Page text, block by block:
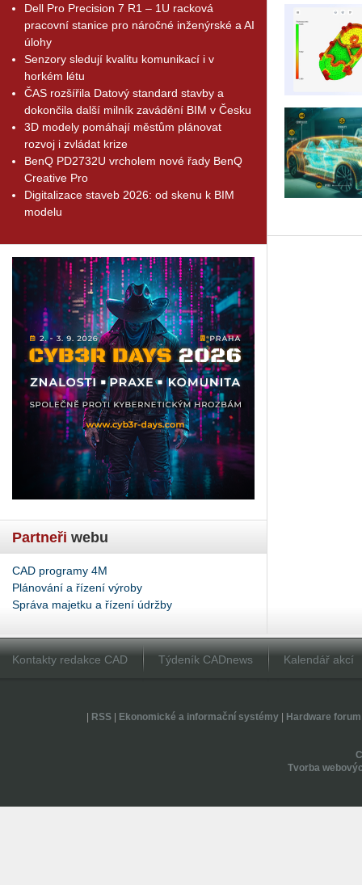
Dell Pro Precision 7 R1 – 1U racková
pracovní stanice pro náročné inženýrské a AI
úlohy
Senzory sledují kvalitu komunikací i v
horkém létu
ČAS rozšířila Datový standard stavby a
dokončila další milník zavádění BIM v Česku
3D modely pomáhají městům plánovat
rozvoj i zvládat krize
BenQ PD2732U vrcholem nové řady BenQ
Creative Pro
Digitalizace staveb 2026: od skenu k BIM
modelu
Partneři webu
CAD programy 4M
Plánování a řízení výroby
Správa majetku a řízení údržby
Kontakty redakce CAD Týdeník CADnews Kalendář akcí
RSS| Ekonomické a informační systémy| Hardware forum
Tvorba